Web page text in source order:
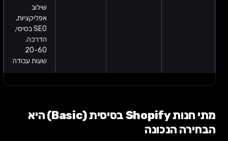
שילוב
אפליקציות,
SEO בסיסי,
הדרכה.
20-60
שעות עבודה
מתי חנות Shopify בסיסית (Basic) היא
הבחירה הנכונה